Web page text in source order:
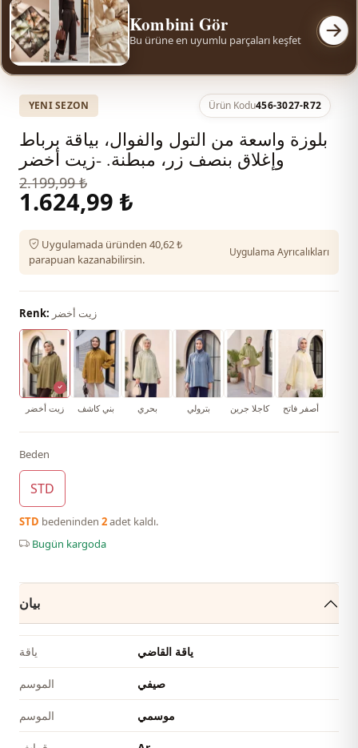
Kombini Gör
Bu ürüne en uyumlu parçaları keşfet
YENI SEZON Ürün Kodu456-3027-R72
بلوزة واسعة من التول والفوال، بياقة برباط
وإغلاق بنصف زر، مبطنة. -زيت أخضر
2.199,99 ₺
1.624,99 ₺
Uygulamada üründen 40,62 ₺
parapuan kazanabilirsin.
Uygulama Ayrıcalıkları
Renk: زيت أخضر
زيت أخضر بني كاشف بحري بترولي كاجلا جرين أصفر فاتح
Beden
STD
STD bedeninden 2adet kaldı.
Bugün kargoda
بيان
ياقة ياقة القاضي
الموسم صيفي
الموسم موسمي